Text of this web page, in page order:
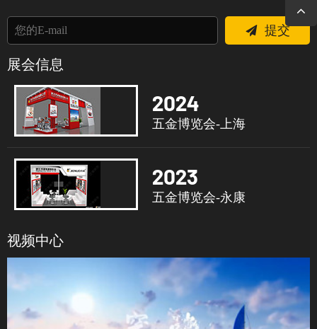
提交
展会信息
2024
五金博览会-上海
2023
五金博览会-永康
视频中心